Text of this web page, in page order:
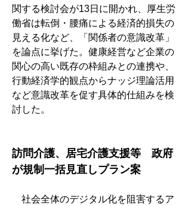
関する検討会が13日に開かれ、厚生労
働省は転倒・腰痛による経済的損失の
見える化など、「関係者の意識改革」
を論点に挙げた。健康経営など企業の
関心の高い既存の枠組みとの連携や、
行動経済学的観点からナッジ理論活用
など意識改革を促す具体的仕組みを検
討した。
訪問介護、居宅介護支援等　政府
が規制一括見直しプラン案
社会全体のデジタル化を阻害するア